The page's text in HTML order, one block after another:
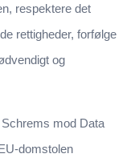
respektere det
rettigheder, forfølge
og
mod Data
domstolen